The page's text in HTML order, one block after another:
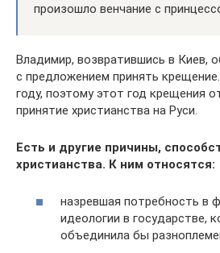
произошло венчание с
Владимир, возвратившись в Киев,
с предложением принять
году, поэтому этот год крещения
принятие христианства на Руси.
Есть и другие причины,
христианства. К ним относятся:
назревшая потребность в
идеологии в государстве,
объединила бы